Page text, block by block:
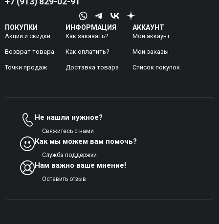
ПОКУПКИ
Акции и скидки
Возврат товара
Точки продаж
ИНФОРМАЦИЯ
Как заказать?
Как оплатить?
Доставка товара
АККАУНТ
Мой аккаунт
Mои заказы
Список покупок
Не нашли нужное?
Свяжитесь с нами
Как мы можем вам помочь?
Служба поддержки
Нам важно ваше мнение!
Оставить отзыв